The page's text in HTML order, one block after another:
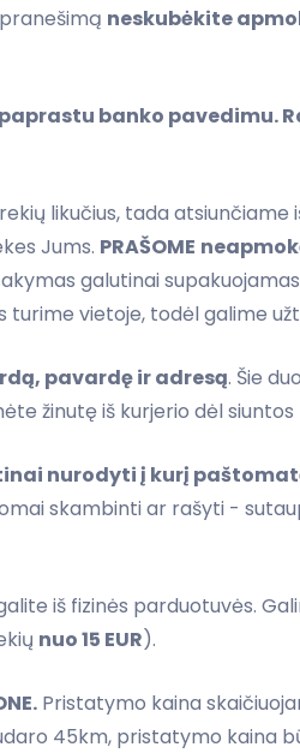
neskubėkite
banko
likučius, tada
Jums. PRAŠOME
galutinai
vietoje, todėl galime
pavardę ir adresą. Šie
žinutę iš kurjerio dėl
nurodyti į kurį
skambinti ar rašyti -
iš fizinės parduotuvės.
nuo 15 EUR).
Pristatymo kaina
45km, pristatymo kaina